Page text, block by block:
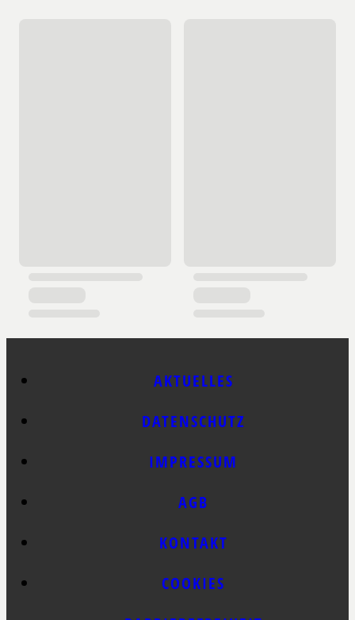
AKTUELLES
DATENSCHUTZ
IMPRESSUM
AGB
KONTAKT
COOKIES